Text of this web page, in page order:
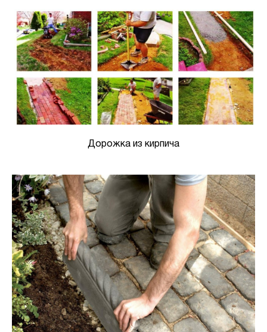
Дорожка из кирпича